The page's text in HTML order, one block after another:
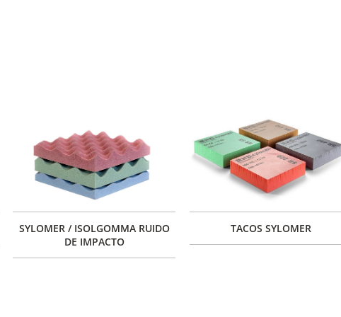
SYLOMER / ISOLGOMMA RUIDO
DE IMPACTO
TACOS SYLOMER